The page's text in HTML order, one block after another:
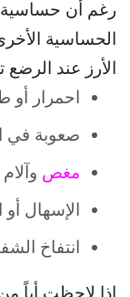
رغم أن حساسية
الحساسية
الأرز عند
احمرار
صعوبة في
مغص
الإسهال أو
انتفاخ
إذا لاحظت أياً